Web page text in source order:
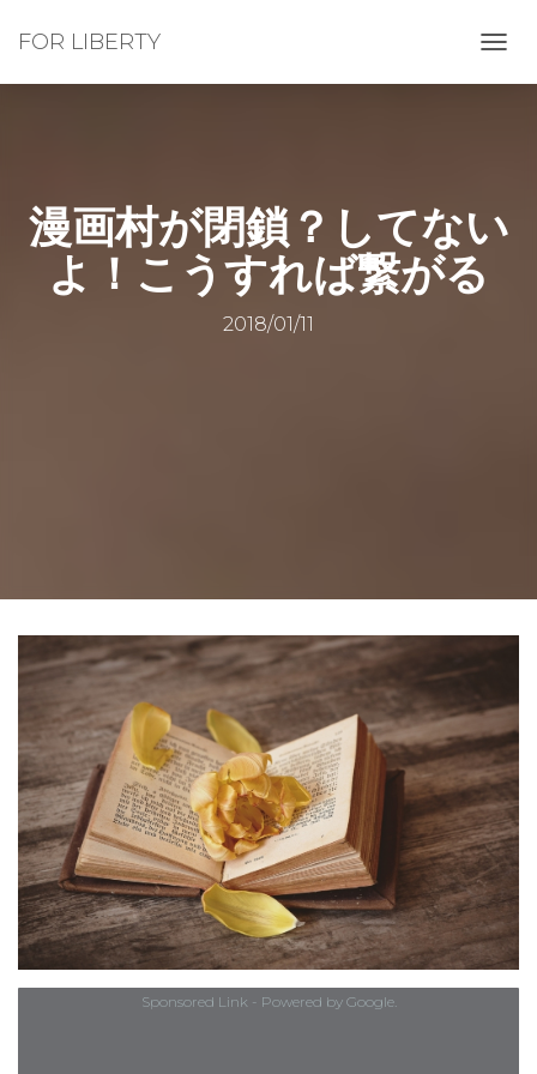
FOR LIBERTY
ビ
を
漫画村が閉鎖？してない
よ！こうすれば繋がる
2018/01/11
Sponsored Link - Powered by Google.